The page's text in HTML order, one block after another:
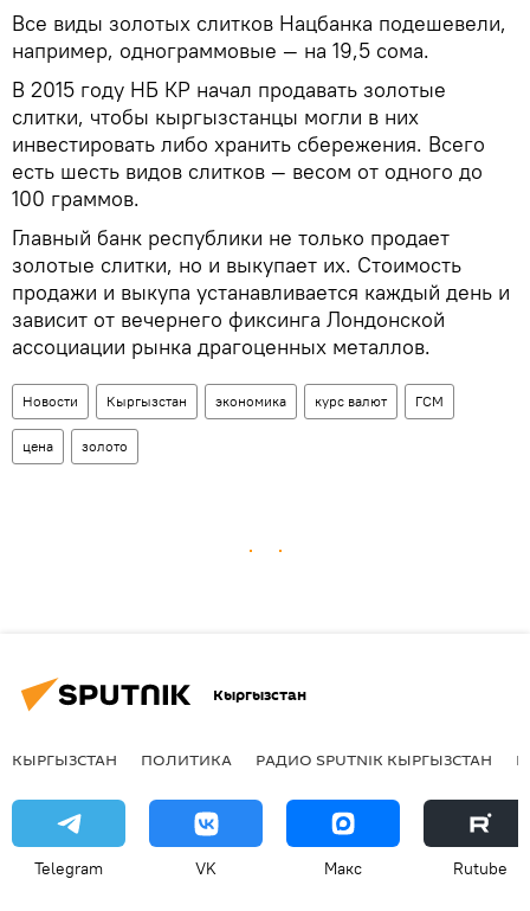
Все виды золотых слитков Нацбанка подешевели,
например, однограммовые — на 19,5 сома.
В 2015 году НБ КР начал продавать золотые
слитки, чтобы кыргызстанцы могли в них
инвестировать либо хранить сбережения. Всего
есть шесть видов слитков — весом от одного до
100 граммов.
Главный банк республики не только продает
золотые слитки, но и выкупает их. Стоимость
продажи и выкупа устанавливается каждый день и
зависит от вечернего фиксинга Лондонской
ассоциации рынка драгоценных металлов.
Новости Кыргызстан экономика курс валют ГСМ
цена золото
Кыргызстан
КЫРГЫЗСТАН ПОЛИТИКА РАДИО SPUTNIK КЫРГЫЗСТАН
Telegram VK Макс Rutube